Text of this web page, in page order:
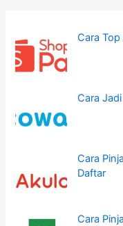
Cara
Cara
Cara
Daftar
Cara